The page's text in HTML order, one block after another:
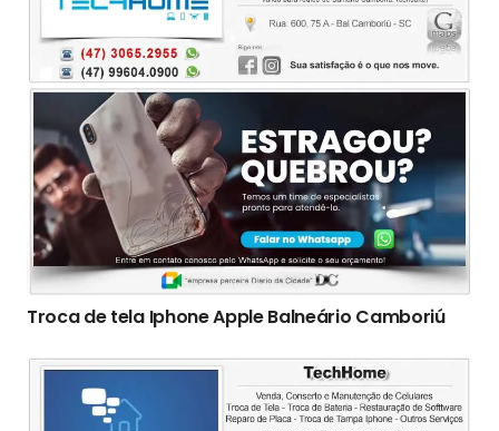
Troca de tela Iphone Apple Balneário Camboriú